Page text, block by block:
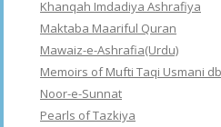
Khanqah Imdadiya Ashrafiya
Maktaba Maariful Quran
Mawaiz-e-Ashrafia(Urdu)
Memoirs of Mufti Taqi Usmani db
Noor-e-Sunnat
Pearls of Tazkiya